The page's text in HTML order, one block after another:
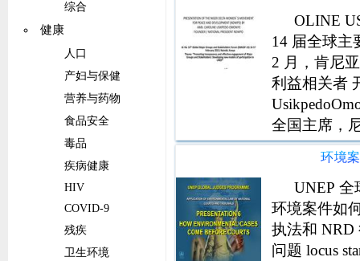
综合
健康
人口
产妇与保健
营养与药物
食品安全
毒品
疾病健康
HIV
COVID-9
残疾
卫生环境
可持续发展
OLINE
14 届全球主
2 月，肯尼
利益相关者
全国主席，
一名妇女主
环境
UNEP 全
环境案件如
执法和 NRD
问题 locus